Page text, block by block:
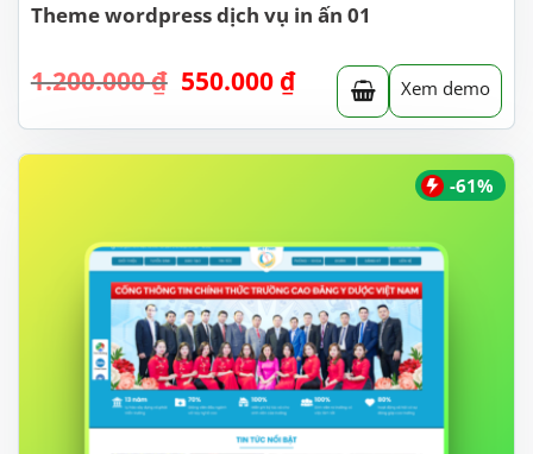
Theme wordpress dịch vụ in ấn 01
1.200.000₫ Giá
là:
1.200.000 ₫.
550.000 ₫Giá
hiện
tại
là:
Xem demo
-61%